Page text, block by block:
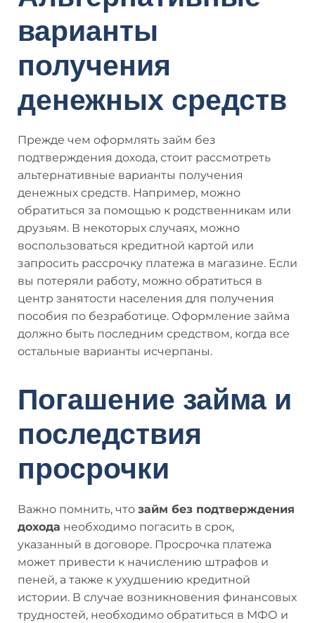
варианты
получения
денежных средств
Прежде чем оформлять займ без
подтверждения дохода, стоит рассмотреть
альтернативные варианты получения
денежных средств. Например, можно
обратиться за помощью к родственникам или
друзьям. В некоторых случаях, можно
воспользоваться кредитной картой или
запросить рассрочку платежа в магазине. Если
вы потеряли работу, можно обратиться в
центр занятости населения для получения
пособия по безработице. Оформление займа
должно быть последним средством, когда все
остальные варианты исчерпаны.
Погашение займа и
последствия
просрочки
Важно помнить, что займ без подтверждения
дохода необходимо погасить в срок,
указанный в договоре. Просрочка платежа
может привести к начислению штрафов и
пеней, а также к ухудшению кредитной
истории. В случае возникновения финансовых
трудностей, необходимо обратиться в МФО и